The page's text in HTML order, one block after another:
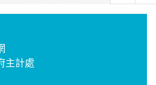
主計處